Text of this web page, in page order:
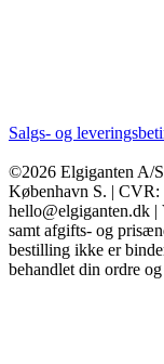
Salgs- og
©2026 Elgiganten A/
København S. | CVR:
hello@elgiganten.dk
samt afgifts- og
bestilling ikke er
behandlet din ordre